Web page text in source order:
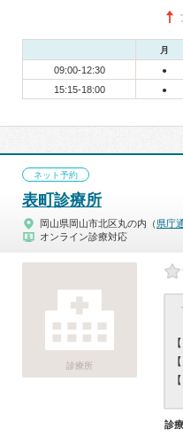
月
09:00-12:30 ●
15:15-18:00 ●
ネット予約
表町診療所
岡山県岡山市北区丸の内（ 県庁
オンライン診療対応
診療所
診